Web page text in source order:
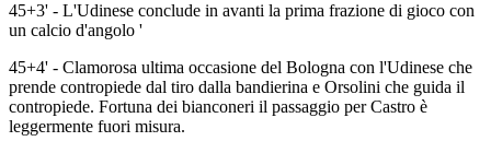
45+3' - L'Udinese conclude in avanti la prima frazione di gioco con
un calcio d'angolo '
45+4' - Clamorosa ultima occasione del Bologna con l'Udinese che
prende contropiede dal tiro dalla bandierina e Orsolini che guida il
contropiede. Fortuna dei bianconeri il passaggio per Castro è
leggermente fuori misura.